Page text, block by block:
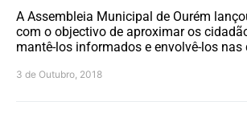
A Assembleia Municipal de Ourém
com o objectivo de aproximar os
mantê-los informados e envolvê-los nas
3 de Outubro, 2018